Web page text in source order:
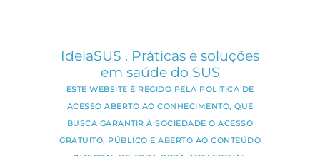
IdeiaSUS . Práticas e soluções
em saúde do SUS
ESTE WEBSITE É REGIDO PELA POLÍTICA DE
ACESSO ABERTO AO CONHECIMENTO, QUE
BUSCA GARANTIR À SOCIEDADE O ACESSO
GRATUITO, PÚBLICO E ABERTO AO CONTEÚDO